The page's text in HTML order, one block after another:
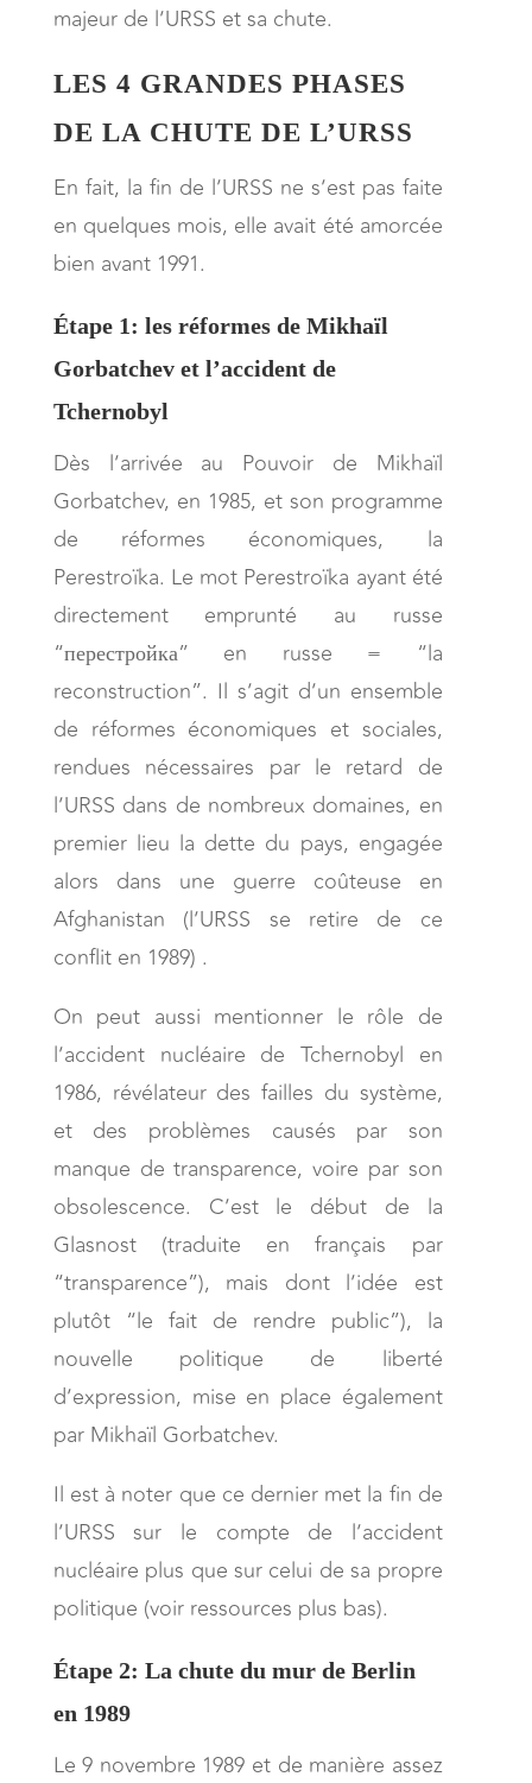
majeur de l’URSS et sa chute.
LES 4 GRANDES PHASES
DE LA CHUTE DE L’URSS
En fait, la fin de l’URSS ne s’est pas faite
en quelques mois, elle avait été amorcée
bien avant 1991.
Étape 1: les réformes de Mikhaïl
Gorbatchev et l’accident de
Tchernobyl
Dès l’arrivée au Pouvoir de Mikhaïl
Gorbatchev, en 1985, et son programme
de réformes économiques, la
Perestroïka. Le mot Perestroïka ayant été
directement emprunté au russe
“перестройка” en russe = “la
reconstruction”. Il s’agit d’un ensemble
de réformes économiques et sociales,
rendues nécessaires par le retard de
l’URSS dans de nombreux domaines, en
premier lieu la dette du pays, engagée
alors dans une guerre coûteuse en
Afghanistan (l’URSS se retire de ce
conflit en 1989) .
On peut aussi mentionner le rôle de
l’accident nucléaire de Tchernobyl en
1986, révélateur des failles du système,
et des problèmes causés par son
manque de transparence, voire par son
obsolescence. C’est le début de la
Glasnost (traduite en français par
“transparence”), mais dont l’idée est
plutôt “le fait de rendre public”), la
nouvelle politique de liberté
d’expression, mise en place également
par Mikhaïl Gorbatchev.
Il est à noter que ce dernier met la fin de
l’URSS sur le compte de l’accident
nucléaire plus que sur celui de sa propre
politique (voir ressources plus bas).
Étape 2: La chute du mur de Berlin
en 1989
Le 9 novembre 1989 et de manière assez